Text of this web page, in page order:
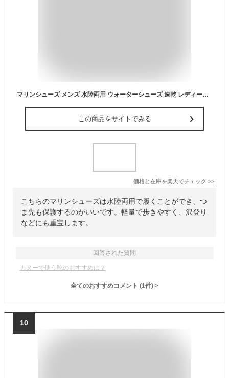
マリンシューズ メンズ 水陸両用 ウォーターシューズ 速乾 レディース ビーチシューズ メンズ 22.5cm 23cm 24cm 25cm 26cm 27cm 28 ビーチサンダル スポーツサンダル つま先防護 軽量 歩きやすい 沢登り カヤック カヌー 釣り フィッシング 川 海 湿地
この商品をサイトでみる
価格と在庫を楽天でチェック >>
こちらのマリンシューズは水陸両用で履くことができ、つ
ま先も保護するのがいいです。軽量で歩きやすく、沢登り
などにも重宝します。
回答された質問
カヌーで使う靴のおすすめは？
全てのおすすめコメント (1件) >
10